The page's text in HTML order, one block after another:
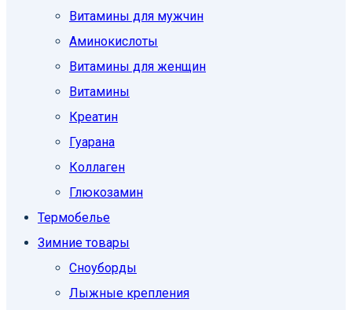
Витамины для мужчин
Аминокислоты
Витамины для женщин
Витамины
Креатин
Гуарана
Коллаген
Глюкозамин
Термобелье
Зимние товары
Сноуборды
Лыжные крепления